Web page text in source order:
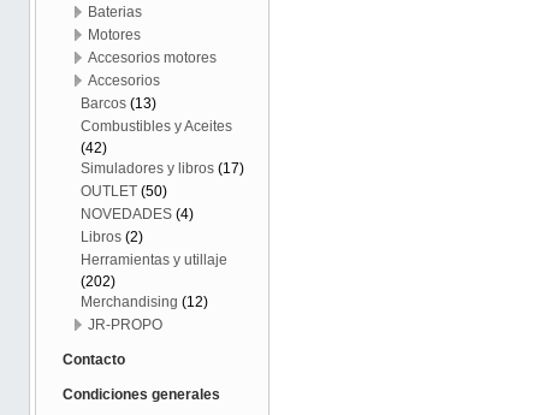
Baterias
Motores
Accesorios motores
Accesorios
Barcos (13)
Combustibles y Aceites
(42)
Simuladores y libros (17)
OUTLET (50)
NOVEDADES (4)
Libros (2)
Herramientas y utillaje
(202)
Merchandising (12)
JR-PROPO
Contacto
Condiciones generales